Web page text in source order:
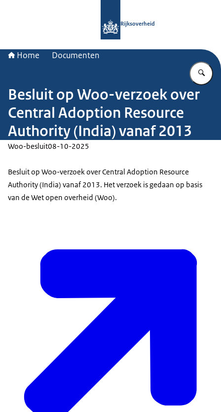
Rijksoverheid
Home Documenten
Besluit op Woo-verzoek over
Central Adoption Resource
Authority (India) vanaf 2013
Woo-besluit08-10-2025
Besluit op Woo-verzoek over Central Adoption Resource
Authority (India) vanaf 2013. Het verzoek is gedaan op basis
van de Wet open overheid (Woo).